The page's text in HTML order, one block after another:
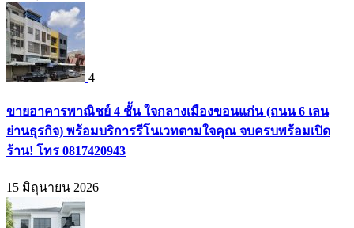
4
ขายอาคารพาณิชย์ 4 ชั้น ใจกลางเมืองขอนแก่น (ถนน 6 เลน
ย่านธุรกิจ) พร้อมบริการรีโนเวทตามใจคุณ จบครบพร้อมเปิด
ร้าน! โทร 0817420943
15 มิถุนายน 2026